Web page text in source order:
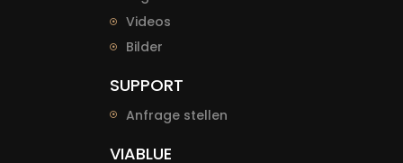
Videos
Bilder
SUPPORT
Anfrage stellen
VIABLUE